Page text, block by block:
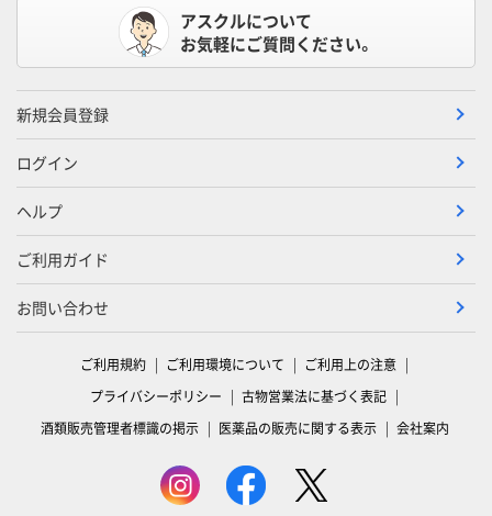
アスクルについて
お気軽にご質問ください。
新規会員登録
ログイン
ヘルプ
ご利用ガイド
お問い合わせ
ご利用規約 ご利用環境について
ご利用上の注意
プライバシーポリシー
古物営業法に基づく表記
酒類販売管理者標識の掲示
医薬品の販売に関する表示 会社案内